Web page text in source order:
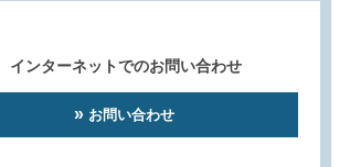
インターネットでのお問い合わせ
お問い合わせ